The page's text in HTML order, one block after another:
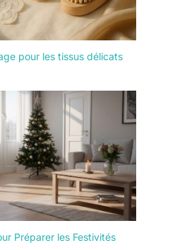
surfaces texturées.
pour les tissus délicats
Préparer les Festivités